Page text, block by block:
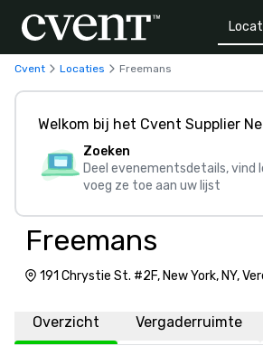
Cvent Locaties Freemans
Welkom bij het Cvent Supplier
Zoeken
Deel evenementsdetails, vind
voeg ze toe aan uw lijst
Freemans
191 Chrystie St. #2F, New York, NY,
Overzicht Vergaderruimte